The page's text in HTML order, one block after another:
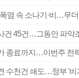
폭염 속 소나기·비…무
건 45건…그동안 파악
종료까지…이번주 전
수천건 쇄도…정부 '비